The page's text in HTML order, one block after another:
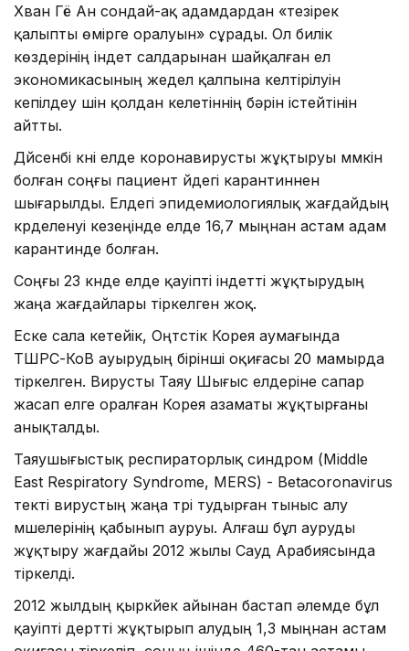
Хван Гё Ан сондай-ақ адамдардан «тезірек
қалыпты өмірге оралуын» сұрады. Ол билік
көздерінің індет салдарынан шайқалған ел
экономикасының жедел қалпына келтірілуін
кепілдеу үшін қолдан келетіннің бәрін істейтінін
айтты.
Дүйсенбі күні елде коронавирусты жұқтыруы мүмкін
болған соңғы пациент үйдегі карантиннен
шығарылды. Елдегі эпидемиологиялық жағдайдың
күрделенуі кезеңінде елде 16,7 мыңнан астам адам
карантинде болған.
Соңғы 23 күнде елде қауіпті індетті жұқтырудың
жаңа жағдайлары тіркелген жоқ.
Еске сала кетейік, Оңтүстік Корея аумағында
ТШРС-КоВ ауырудың бірінші оқиғасы 20 мамырда
тіркелген. Вирусты Таяу Шығыс елдеріне сапар
жасап елге оралған Корея азаматы жұқтырғаны
анықталды.
Таяушығыстық респираторлық синдром (Middle
East Respiratory Syndrome, MERS) - Betacoronavirus
текті вирустың жаңа түрі тудырған тыныс алу
мүшелерінің қабынып ауруы. Алғаш бұл ауруды
жұқтыру жағдайы 2012 жылы Сауд Арабиясында
тіркелді.
2012 жылдың қыркүйек айынан бастап әлемде бұл
қауіпті дертті жұқтырып алудың 1,3 мыңнан астам